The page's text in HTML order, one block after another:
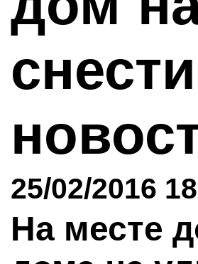
25/02/2016
На месте